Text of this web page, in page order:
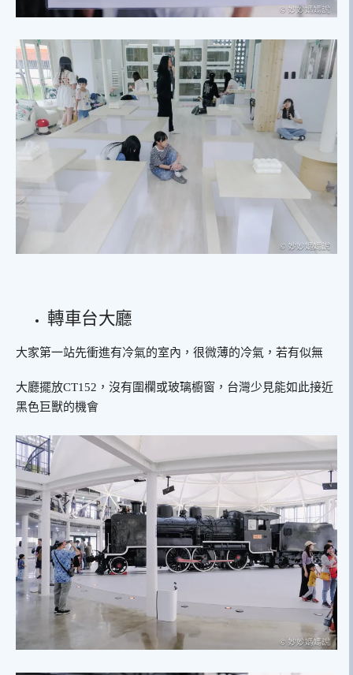
轉車台大廳
大家第一站先衝進有冷氣的室內，很微薄的冷氣，若有似無
大廳擺放CT152，沒有圍欄或玻璃櫥窗，台灣少見能如此接近
黑色巨獸的機會